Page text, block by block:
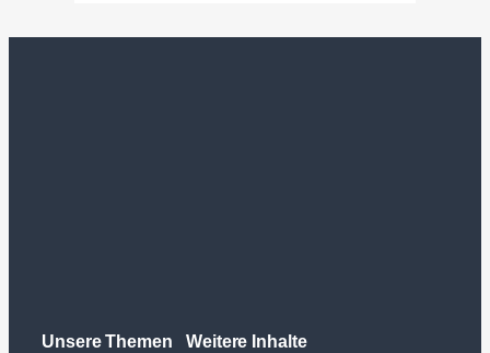
Unsere Themen Weitere Inhalte